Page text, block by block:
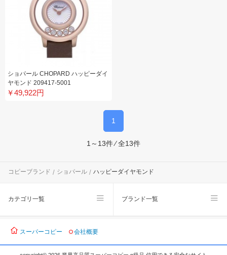
ショパール CHOPARD ハッピーダイ
ヤモンド 209417-5001
￥49,922円
1
1～13件 ⁄ 全13件
コピーブランド ショパール ハッピーダイヤモンド
カテゴリ一覧 ブランド一覧
スーパーコピー 会社概要